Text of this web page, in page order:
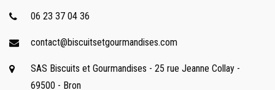
06 23 37 04 36
contact@biscuitsetgourmandises.com
SAS Biscuits et Gourmandises - 25 rue Jeanne Collay -
69500 - Bron